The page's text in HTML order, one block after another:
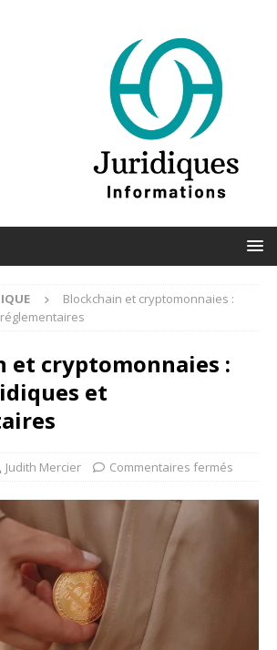
Blockchain et cryptomonnaies :
et cryptomonnaies :
et
Judith Mercier Commentaires fermés